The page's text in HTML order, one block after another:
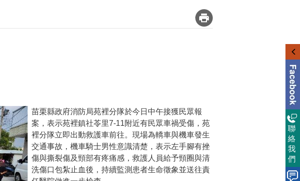
_
苗栗縣政府消防局苑裡分隊於今日中午接獲民眾報
案，表示苑裡鎮社苓里7-11附近有民眾車禍受傷，苑
裡分隊立即出動救護車前往。現場為轎車與機車發生
交通事故，機車騎士男性意識清楚，表示左手腳有挫
傷與撕裂傷及頸部有疼痛感，救護人員給予頸圈與清
洗傷口包紮止血後，持續監測患者生命徵象並送往責
聯
絡
我
們